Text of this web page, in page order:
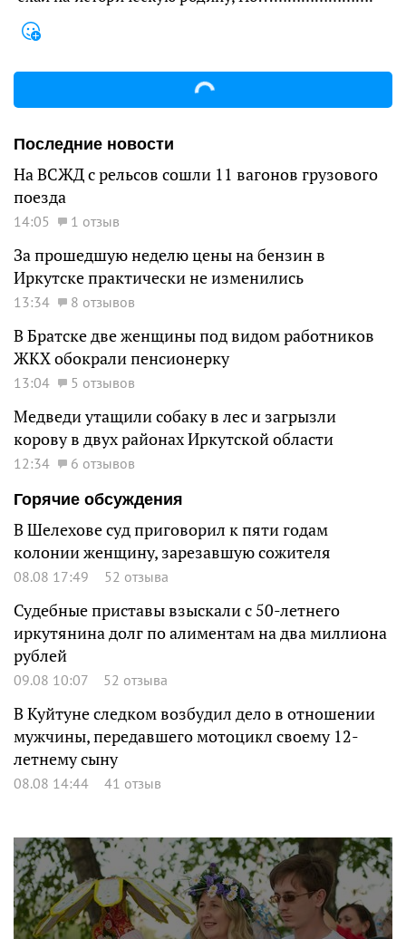
Последние новости
На ВСЖД с рельсов сошли 11 вагонов грузового
поезда
14:05 1 отзыв
За прошедшую неделю цены на бензин в
Иркутске практически не изменились
13:34 8 отзывов
В Братске две женщины под видом работников
ЖКХ обокрали пенсионерку
13:04 5 отзывов
Медведи утащили собаку в лес и загрызли
корову в двух районах Иркутской области
12:34
6 отзывов
Горячие обсуждения
В Шелехове суд приговорил к пяти годам
колонии женщину, зарезавшую сожителя
08.08 17:49 52 отзыва
Судебные приставы взыскали с 50-летнего
иркутянина долг по алиментам на два миллиона
рублей
09.08 10:07 52 отзыва
В Куйтуне следком возбудил дело в отношении
мужчины, передавшего мотоцикл своему 12-
летнему сыну
08.08 14:44 41 отзыв